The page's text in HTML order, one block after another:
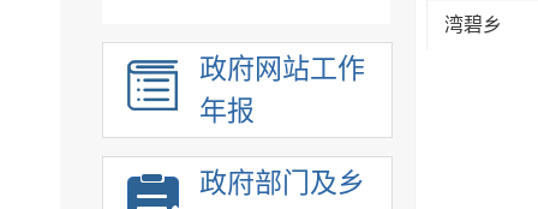
政府网站工作
年报
政府部门及乡
湾碧乡